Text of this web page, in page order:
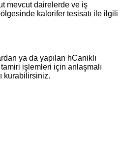
mevcut dairelerde ve iş
kalorifer tesisatı ile ilgili
ya da yapılan hCaniklı
işlemleri için anlaşmalı
kurabilirsiniz.